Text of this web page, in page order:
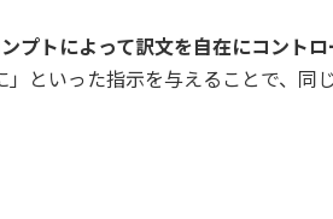
プトによって訳文を自在にコントロ
といった指示を与えることで、同